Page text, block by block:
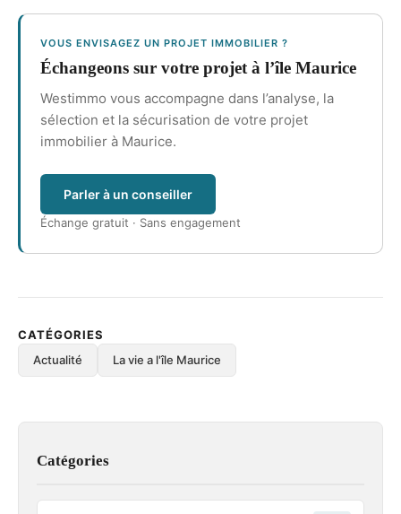
VOUS ENVISAGEZ UN PROJET IMMOBILIER ?
Échangeons sur votre projet à l’île Maurice
Westimmo vous accompagne dans l’analyse, la
sélection et la sécurisation de votre projet
immobilier à Maurice.
Parler à un conseiller
Échange gratuit · Sans engagement
CATÉGORIES
Actualité
La vie a l'île Maurice
Catégories